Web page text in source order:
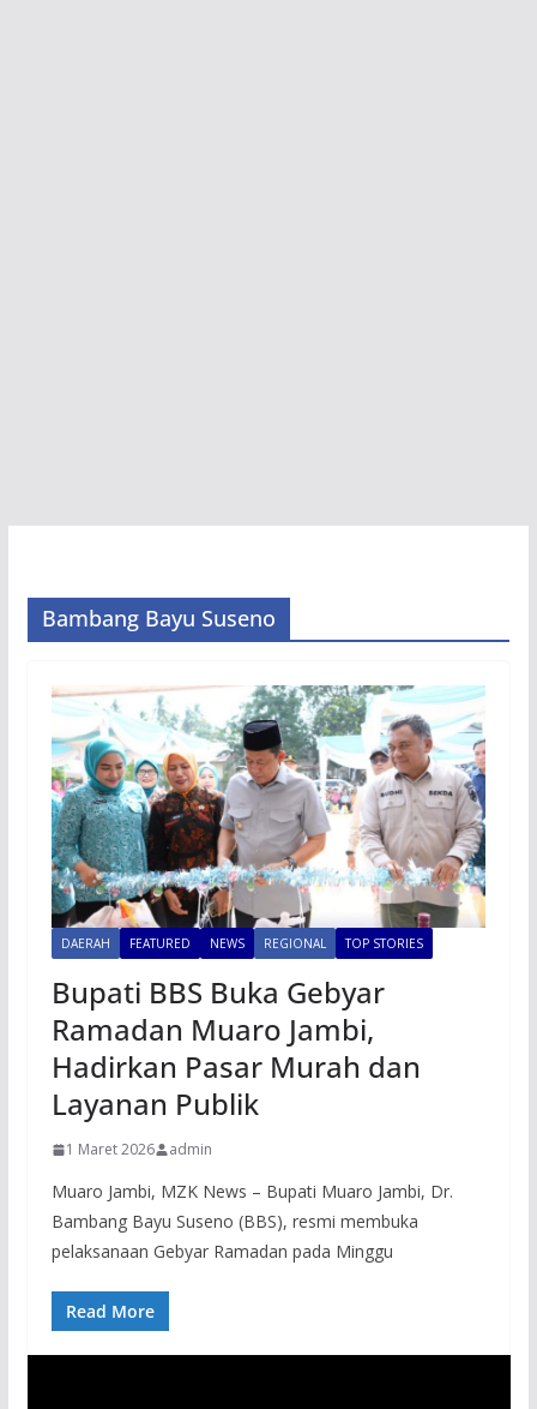
Bambang Bayu Suseno
DAERAH FEATURED NEWS REGIONAL TOP STORIES
Bupati BBS Buka Gebyar
Ramadan Muaro Jambi,
Hadirkan Pasar Murah dan
Layanan Publik
1 Maret 2026 admin
Muaro Jambi, MZK News – Bupati Muaro Jambi, Dr.
Bambang Bayu Suseno (BBS), resmi membuka
pelaksanaan Gebyar Ramadan pada Minggu
Read More